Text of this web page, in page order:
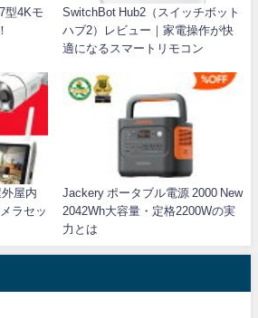
型4Kモ
SwitchBot Hub2（スイッチボット
ハブ2）レビュー｜家電操作が快
適になるスマートリモコン
屋内
ラセッ
Jackery ポータブル電源 2000 New
2042Wh大容量・定格2200Wの実
力とは